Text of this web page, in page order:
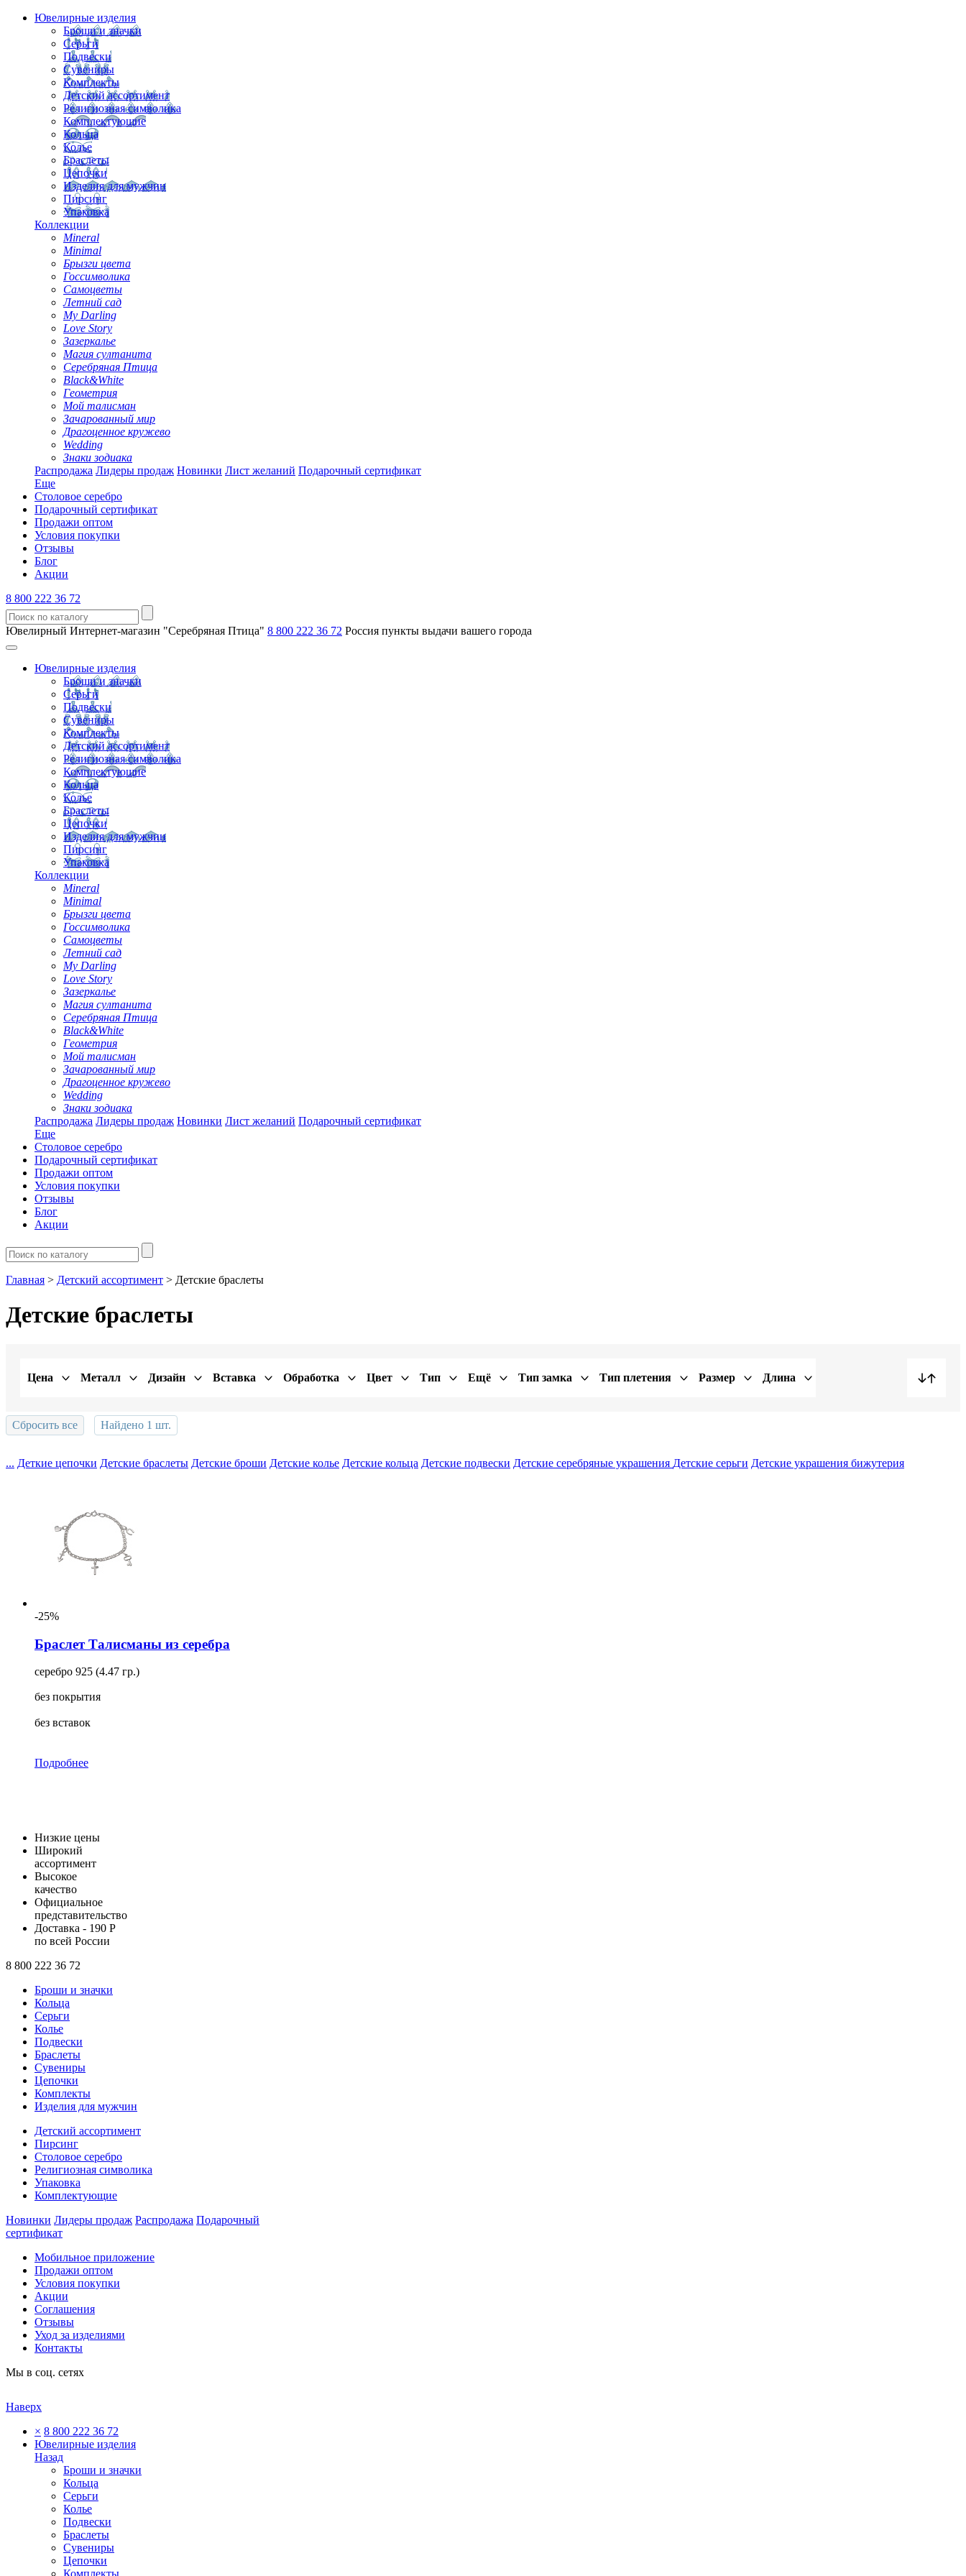
Ювелирные изделия
Броши и значки
Серьги
Подвески
Сувениры
Комплекты
Детский ассортимент
Религиозная символика
Комплектующие
Кольца
Колье
Браслеты
Цепочки
Изделия для мужчин
Пирсинг
Упаковка
Коллекции
Mineral
Minimal
Брызги цвета
Госсимволика
Самоцветы
Летний сад
My Darling
Love Story
Зазеркалье
Магия султанита
Серебряная Птица
Black&White
Геометрия
Мой талисман
Зачарованный мир
Драгоценное кружево
Wedding
Знаки зодиака
Распродажа Лидеры продаж Новинки Лист желаний Подарочный сертификат
Еще
Столовое серебро
Подарочный сертификат
Продажи оптом
Условия покупки
Отзывы
Блог
Акции
8 800 222 36 72
Ювелирный Интернет-магазин "Серебряная Птица" 8 800 222 36 72 Россия пункты выдачи вашего города
Ювелирные изделия
Броши и значки
Серьги
Подвески
Сувениры
Комплекты
Детский ассортимент
Религиозная символика
Комплектующие
Кольца
Колье
Браслеты
Цепочки
Изделия для мужчин
Пирсинг
Упаковка
Коллекции
Mineral
Minimal
Брызги цвета
Госсимволика
Самоцветы
Летний сад
My Darling
Love Story
Зазеркалье
Магия султанита
Серебряная Птица
Black&White
Геометрия
Мой талисман
Зачарованный мир
Драгоценное кружево
Wedding
Знаки зодиака
Распродажа Лидеры продаж Новинки Лист желаний Подарочный сертификат
Еще
Столовое серебро
Подарочный сертификат
Продажи оптом
Условия покупки
Отзывы
Блог
Акции
Главная > Детский ассортимент > Детские браслеты
Детские браслеты
Цена Металл Дизайн Вставка Обработка Цвет Тип Ещё Тип замка Тип плетения Размер Длина
Сбросить все Найдено 1 шт.
... Деткие цепочки Детские браслеты Детские броши Детские колье Детские кольца Детские подвески Детские серебряные украшения Детские серьги Детские украшения бижутерия
-25%
Браслет Талисманы из серебра
серебро 925 (4.47 гр.)
без покрытия
без вставок
Подробнее
Низкие цены
Широкий
ассортимент
Высокое
качество
Официальное
представительство
Доставка - 190 Р
по всей России
8 800 222 36 72
Броши и значки
Кольца
Серьги
Колье
Подвески
Браслеты
Сувениры
Цепочки
Комплекты
Изделия для мужчин
Детский ассортимент
Пирсинг
Столовое серебро
Религиозная символика
Упаковка
Комплектующие
Новинки Лидеры продаж Распродажа Подарочный
сертификат
Мобильное приложение
Продажи оптом
Условия покупки
Акции
Соглашения
Отзывы
Уход за изделиями
Контакты
Мы в соц. сетях
Наверх
× 8 800 222 36 72
Ювелирные изделия
Назад
Броши и значки
Кольца
Серьги
Колье
Подвески
Браслеты
Сувениры
Цепочки